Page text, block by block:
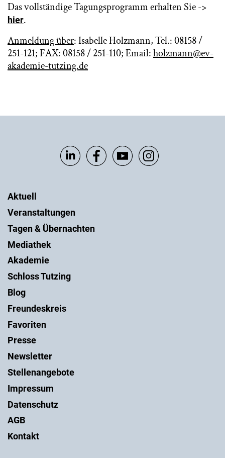
Das vollständige Tagungsprogramm erhalten Sie ->
hier.
Anmeldung über: Isabelle Holzmann, Tel.: 08158 /
251-121; FAX: 08158 / 251-110; Email:holzmann@ev-
akademie-tutzing.de
Aktuell
Veranstaltungen
Tagen & Übernachten
Mediathek
Akademie
Schloss Tutzing
Blog
Freundeskreis
Favoriten
Presse
Newsletter
Stellenangebote
Impressum
Datenschutz
AGB
Kontakt